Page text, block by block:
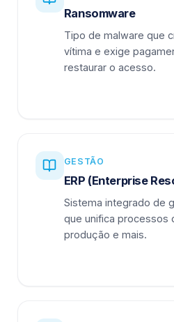
Ransomware
Tipo de malware que
vítima e exige
restaurar o acesso.
GESTÃO
ERP (Enterprise
Sistema integrado de
que unifica processos
produção e mais.